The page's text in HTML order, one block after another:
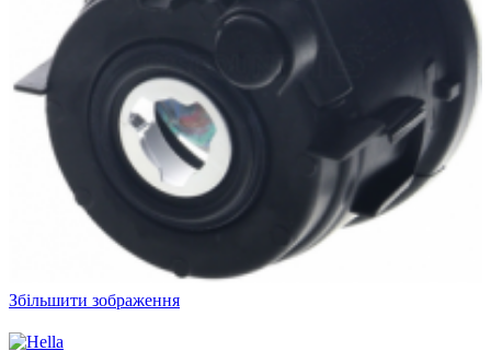
Збільшити зображення